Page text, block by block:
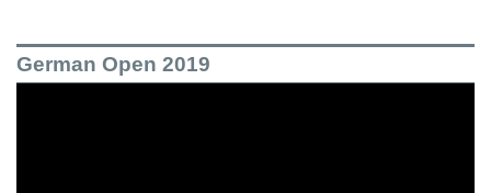
German Open 2019